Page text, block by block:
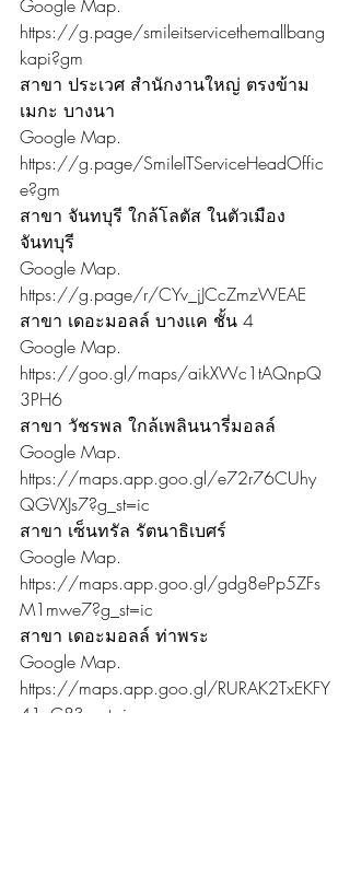
Google Map.
https://g.page/smileitservicethemallbang
kapi?gm
สาขา ประเวศ สำนักงานใหญ่ ตรงข้าม
เมกะ บางนา
Google Map.
https://g.page/SmileITServiceHeadOffic
e?gm
สาขา จันทบุรี ใกล้โลตัส ในตัวเมือง
จันทบุรี
Google Map.
https://g.page/r/CYv_jJCcZmzWEAE
สาขา เดอะมอลล์ บางเเค ชั้น 4
Google Map.
https://goo.gl/maps/aikXWc1tAQnpQ
3PH6
สาขา วัชรพล ใกล้เพลินนารี่มอลล์
Google Map.
https://maps.app.goo.gl/e72r76CUhy
QGVXJs7?g_st=ic
สาขา เซ็นทรัล รัตนาธิเบศร์
Google Map.
https://maps.app.goo.gl/gdg8ePp5ZFs
M1mwe7?g_st=ic
สาขา เดอะมอลล์ ท่าพระ
Google Map.
https://maps.app.goo.gl/RURAK2TxEKFY
41cC8?g_st=ic